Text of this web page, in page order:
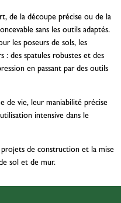
de la découpe précise ou de la
sans les outils adaptés.
les poseurs de sols, les
: des spatules robustes et des
en passant par des outils
de vie, leur maniabilité précise
intensive dans le
projets de construction et la mise
sol et de mur.